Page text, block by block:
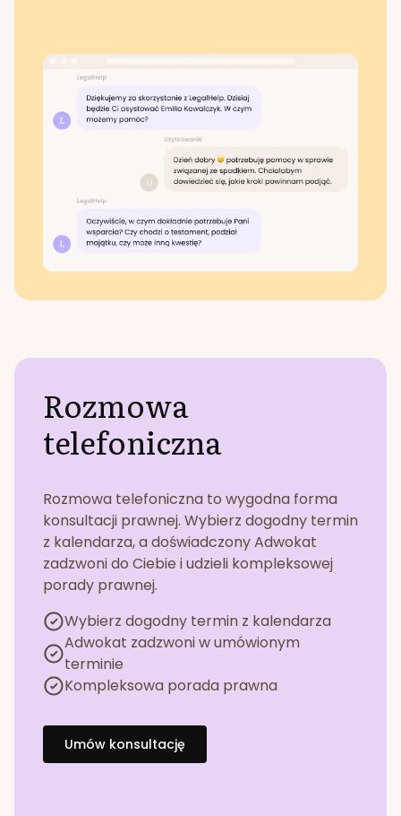
Rozmowa
telefoniczna
Rozmowa telefoniczna to wygodna forma
konsultacji prawnej. Wybierz dogodny termin
z kalendarza, a doświadczony Adwokat
zadzwoni do Ciebie i udzieli kompleksowej
porady prawnej.
Wybierz dogodny termin z kalendarza
Adwokat zadzwoni w umówionym
terminie
Kompleksowa porada prawna
Umów konsultację